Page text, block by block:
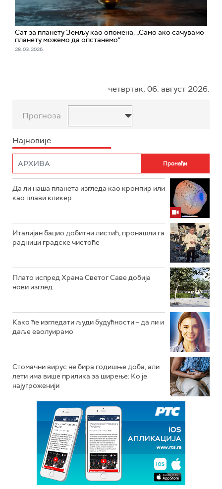
Сат за планету Земљу као опомена: „Само ако сачувамо
планету можемо да опстанемо“
28. 03. 2026.
четвртак, 06. август 2026.
Прогноза
Најновије
Да ли наша планета изгледа као кромпир или
као плави кликер
Италијан бацио добитни листић, пронашли га
радници градске чистоће
Плато испред Храма Светог Саве добија
нови изглед
Како ће изгледати људи будућности – да ли и
даље еволуирамо
Стомачни вирус не бира годишње доба, али
лети има више прилика за ширење: Ко је
најугроженији